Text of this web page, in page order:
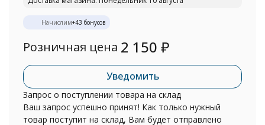
Начислим+43 бонусов
Розничная цена 2 150 ₽
Уведомить
Запрос о поступлении товара на склад
Ваш запрос успешно принят! Как только нужный
товар поступит на склад, Вам будет отправлено